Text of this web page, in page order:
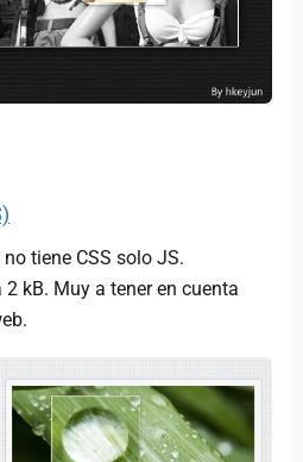
tiene CSS solo JS.
kB. Muy a tener en cuenta